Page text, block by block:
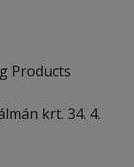
Products
krt. 34. 4.